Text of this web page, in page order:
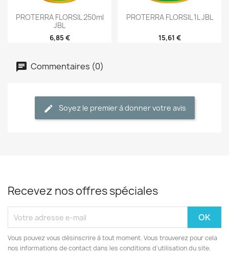
PROTERRA FLORSIL 250ml
JBL
6,85 €
PROTERRA FLORSIL 1L JBL
15,61 €
Commentaires (0)
Soyez le premier à donner votre avis
Recevez nos offres spéciales
Vous pouvez vous désinscrire à tout moment. Vous trouverez pour cela
nos informations de contact dans les conditions d'utilisation du site.